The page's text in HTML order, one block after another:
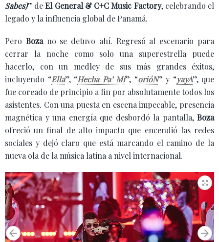
Sabes)” deEl General & C+C Music Factory, celebrando el
legado y la influencia global de Panamá.
Pero Bozano se detuvo ahí. Regresó al escenario para
cerrar la noche como solo una superestrella puede
hacerlo, con un medley de sus más grandes éxitos,
incluyendo “Ella”, “Hecha Pa’ Mí”, “orióN” y “yayA”, que
fue coreado de principio a fin por absolutamente todos los
asistentes. Con una puesta en escena impecable, presencia
magnética y una energía que desbordó la pantalla, Boza
ofreció un final de alto impacto que encendió las redes
sociales y dejó claro que está marcando el camino de la
nueva ola de la música latina a nivel internacional.